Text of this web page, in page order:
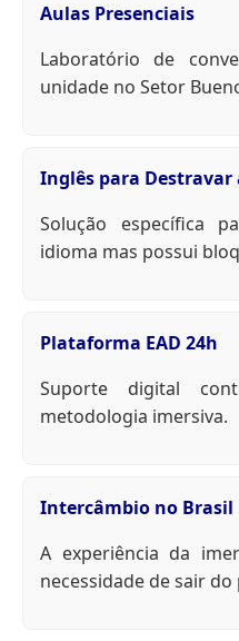
Aulas Presenciais
Laboratório de
unidade no Setor
Inglês para Destravar
Solução específica
idioma mas possui
Plataforma EAD 24h
Suporte digital
metodologia imersiva.
Intercâmbio no Brasil
A experiência da
necessidade de sair do